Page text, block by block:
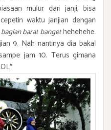
mulur dari janji, bisa
waktu janjian dengan
barat bangethehehehe.
9. Nah nantinya dia bakal
jam 10. Terus gimana